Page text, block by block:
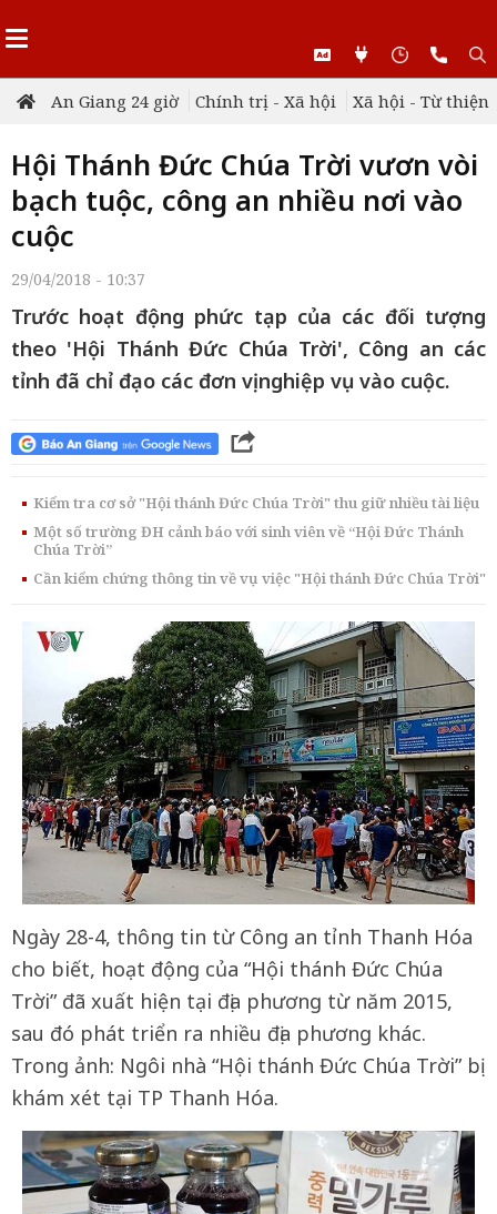
An Giang 24 giờ Chính trị - Xã hội Xã hội - Từ thiện
Hội Thánh Đức Chúa Trời vươn vòi
bạch tuộc, công an nhiều nơi vào
cuộc
29/04/2018 - 10:37
Trước hoạt động phức tạp của các đối tượng
theo 'Hội Thánh Đức Chúa Trời', Công an các
tỉnh đã chỉ đạo các đơn vị nghiệp vụ vào cuộc.
Kiểm tra cơ sở "Hội thánh Đức Chúa Trời" thu giữ nhiều tài liệu
Một số trường ĐH cảnh báo với sinh viên về “Hội Đức Thánh
Chúa Trời”
Cần kiểm chứng thông tin về vụ việc "Hội thánh Đức Chúa Trời"
Ngày 28-4, thông tin từ Công an tỉnh Thanh Hóa
cho biết, hoạt động của “Hội thánh Đức Chúa
Trời” đã xuất hiện tại địa phương từ năm 2015,
sau đó phát triển ra nhiều địa phương khác.
Trong ảnh: Ngôi nhà “Hội thánh Đức Chúa Trời” bị
khám xét tại TP Thanh Hóa.